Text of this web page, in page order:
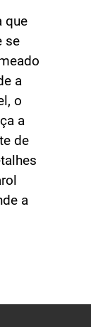
que
se
a
o
a
de
a